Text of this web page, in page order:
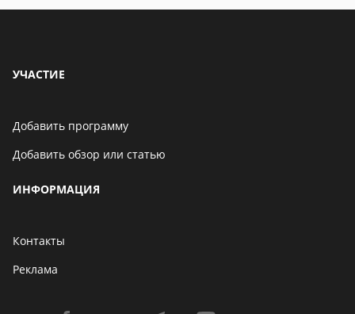
УЧАСТИЕ
Добавить программу
Добавить обзор или статью
ИНФОРМАЦИЯ
Контакты
Реклама